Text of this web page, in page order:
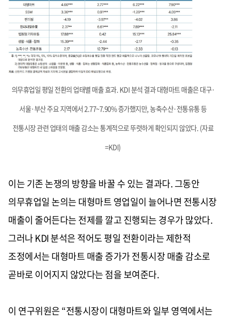
의무휴업일 평일 전환의 업태별 매출 효과. KDI 분석 결과 대형마트 매출은 대구·
서울·부산 주요 지역에서 2.77~7.90% 증가했지만, 농축수산·전통유통 등
전통시장 관련 업태의 매출 감소는 통계적으로 뚜렷하게 확인되지 않았다. (자료
=KDI)
이는 기존 논쟁의 방향을 바꿀 수 있는 결과다. 그동안
의무휴업일 논의는 대형마트 영업일이 늘어나면 전통시장
매출이 줄어든다는 전제를 깔고 진행되는 경우가 많았다.
그러나 KDI 분석은 적어도 평일 전환이라는 제한적
조정에서는 대형마트 매출 증가가 전통시장 매출 감소로
곧바로 이어지지 않았다는 점을 보여준다.
이 연구위원은 “전통시장이 대형마트와 일부 영역에서는